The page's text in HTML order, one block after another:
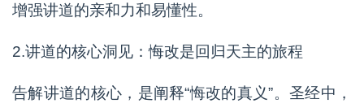
增强讲道的亲和力和易懂性。
2.讲道的核心洞见：悔改是回归天主的旅程
告解讲道的核心，是阐释“悔改的真义”。圣经中，